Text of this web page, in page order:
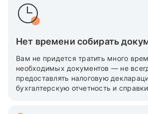
Нет времени собирать
Вам не придется тратить много
необходимых документов — не
предоставлять налоговую
бухгалтерскую отчетность и